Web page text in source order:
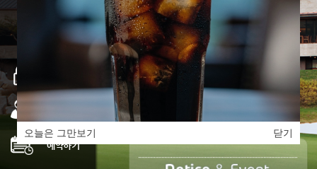
예약하기
오늘은 그만보기 닫기